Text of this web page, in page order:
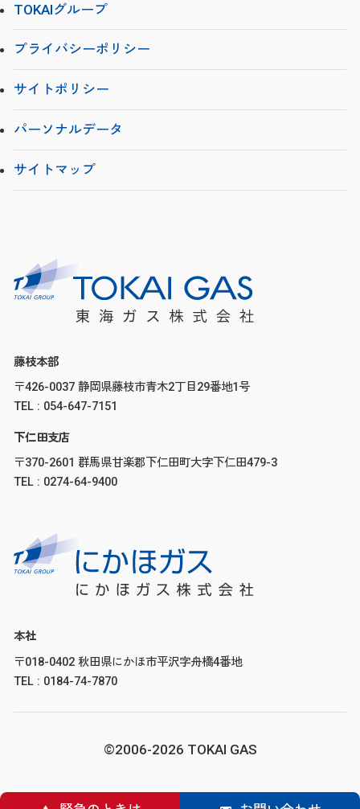
TOKAIグループ
プライバシーポリシー
サイトポリシー
パーソナルデータ
サイトマップ
藤枝本部
〒426-0037 静岡県藤枝市青木2丁目29番地1号
TEL : 054-647-7151
下仁田支店
〒370-2601 群馬県甘楽郡下仁田町大字下仁田479-3
TEL : 0274-64-9400
本社
〒018-0402 秋田県にかほ市平沢字舟橋4番地
TEL : 0184-74-7870
©2006-2026 TOKAI GAS